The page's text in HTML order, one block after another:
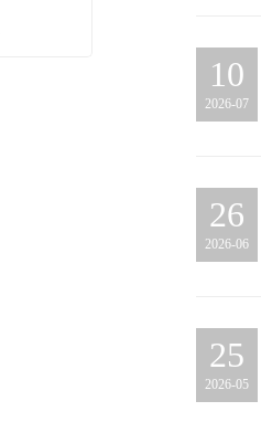
10
2026-07
26
2026-06
25
2026-05